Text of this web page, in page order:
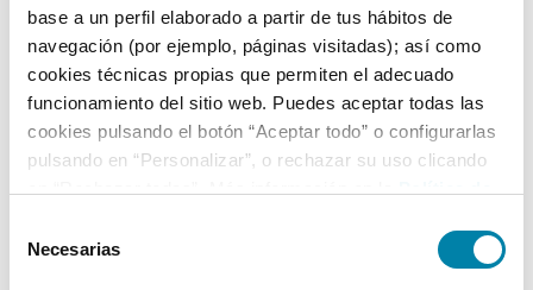
base a un perfil elaborado a partir de tus hábitos de
navegación (por ejemplo, páginas visitadas); así como
cookies técnicas propias que permiten el adecuado
funcionamiento del sitio web. Puedes aceptar todas las
cookies pulsando el botón “Aceptar todo” o configurarlas
pulsando en “Personalizar”, o rechazar su uso clicando
Necesarias
VolkswagenGolf
Gti Tcr 2.0 Tsi 213kw(290cv) Dsg
Vendido por particular Baleares